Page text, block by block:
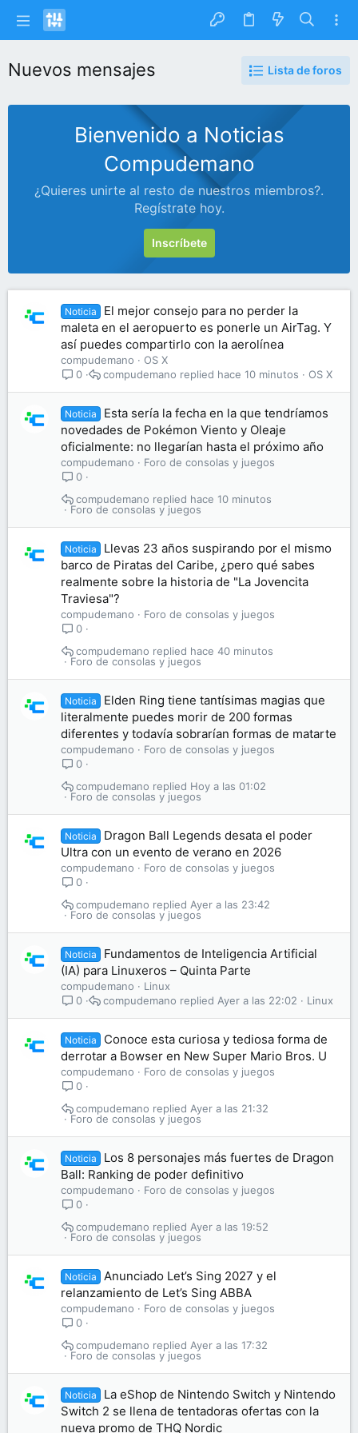
Nuevos mensajes Lista de foros
Bienvenido a Noticias
Compudemano
¿Quieres unirte al resto de nuestros miembros?.
Regístrate hoy.
Inscríbete
Noticia
El mejor consejo para no perder la
maleta en el aeropuerto es ponerle un AirTag. Y
así puedes compartirlo con la aerolínea
compudemano
OS X
0
OS X
hace 10 minutos
compudemano
Noticia
Esta sería la fecha en la que tendríamos
novedades de Pokémon Viento y Oleaje
oficialmente: no llegarían hasta el próximo año
compudemano
Foro de consolas y juegos
0
Foro de consolas y juegos
hace 10 minutos
compudemano
Noticia
Llevas 23 años suspirando por el mismo
barco de Piratas del Caribe, ¿pero qué sabes
realmente sobre la historia de "La Jovencita
Traviesa"?
compudemano
Foro de consolas y juegos
0
Foro de consolas y juegos
hace 40 minutos
compudemano
Noticia
Elden Ring tiene tantísimas magias que
literalmente puedes morir de 200 formas
diferentes y todavía sobrarían formas de matarte
compudemano
Foro de consolas y juegos
0
Foro de consolas y juegos
Hoy a las 01:02
compudemano
Noticia
Dragon Ball Legends desata el poder
Ultra con un evento de verano en 2026
compudemano
Foro de consolas y juegos
0
Foro de consolas y juegos
Ayer a las 23:42
compudemano
Noticia
Fundamentos de Inteligencia Artificial
(IA) para Linuxeros – Quinta Parte
compudemano
Linux
0
Linux
Ayer a las 22:02
compudemano
Noticia
Conoce esta curiosa y tediosa forma de
derrotar a Bowser en New Super Mario Bros. U
compudemano
Foro de consolas y juegos
0
Foro de consolas y juegos
Ayer a las 21:32
compudemano
Noticia
Los 8 personajes más fuertes de Dragon
Ball: Ranking de poder definitivo
compudemano
Foro de consolas y juegos
0
Foro de consolas y juegos
Ayer a las 19:52
compudemano
Noticia
Anunciado Let’s Sing 2027 y el
relanzamiento de Let’s Sing ABBA
compudemano
Foro de consolas y juegos
0
Foro de consolas y juegos
Ayer a las 17:32
compudemano
Noticia
La eShop de Nintendo Switch y Nintendo
Switch 2 se llena de tentadoras ofertas con la
nueva promo de THQ Nordic